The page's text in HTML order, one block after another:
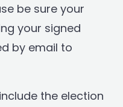
be sure your
your signed
by email to
the election